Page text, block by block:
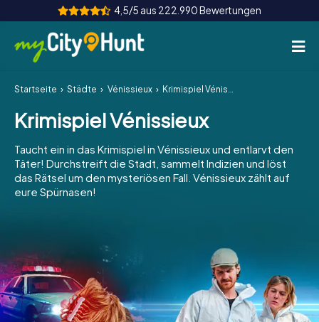
4,5/5 aus 222.990 Bewertungen
So funktioniert's
Städte
Touren
Teamevent
INT AT
ES
IE
IT
NL
Startseite Städte Vénissieux Krimispiel Vénissieux
Krimispiel Vénissieux
Taucht ein in das Krimispiel in Vénissieux und entlarvt den
Täter! Durchstreift die Stadt, sammelt Indizien und löst
das Rätsel um den mysteriösen Fall. Vénissieux zählt auf
eure Spürnasen!